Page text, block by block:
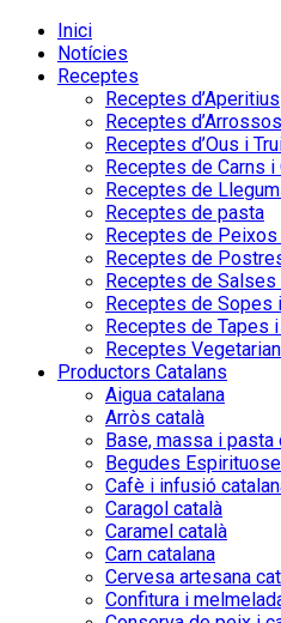
Inici
Notícies
Receptes
Receptes d’Aperitius
Receptes d’Arrossos
Receptes d’Ous i
Receptes de Carns i
Receptes de
Receptes de pasta
Receptes de
Receptes de
Receptes de Salses
Receptes de Sopes
Receptes de Tapes
Receptes
Productors Catalans
Aigua catalana
Arròs català
Base, massa i pasta
Begudes
Cafè i infusió
Caragol català
Caramel català
Carn catalana
Cervesa artesana
Confitura i